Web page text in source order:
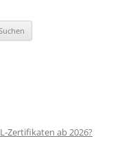
Zertifikaten ab 2026?